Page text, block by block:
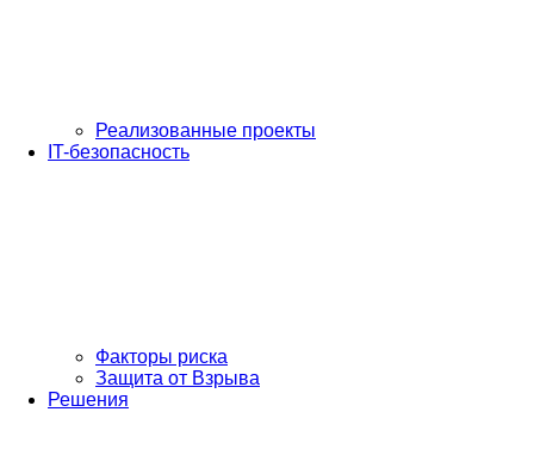
Реализованные проекты
IT-безопасность
Факторы риска
Защита от Взрыва
Решения